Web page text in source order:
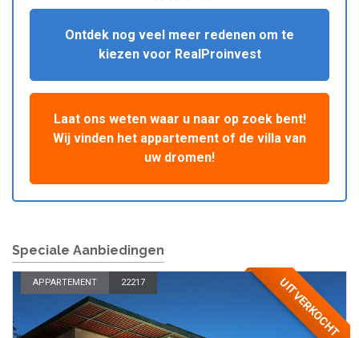
Ontdek nog veel meer redenen om te
kiezen voor RealProinvest
Laat ons weten waar u naar op zoek bent!
Wij vinden het appartement of de villa van
uw dromen!
Speciale Aanbiedingen
APPARTEMENT 22217 UITVERKOCHT